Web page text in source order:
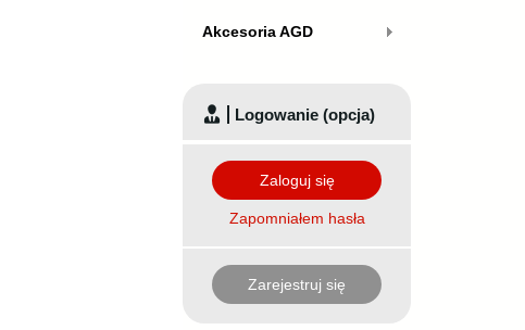
Akcesoria AGD
Logowanie (opcja)
Zaloguj się
Zapomniałem hasła
Zarejestruj się